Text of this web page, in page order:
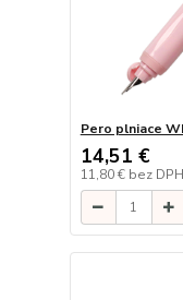
Pero plniace
14,51 €
11,80 € bez DPH